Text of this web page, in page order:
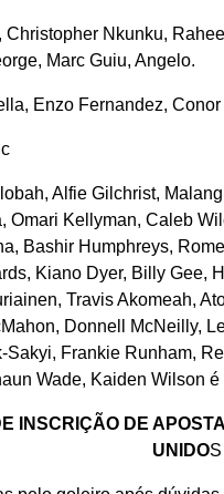
Christopher Nkunku,
Marc Guiu, Angelo.
Enzo Fernandez,
Alfie Gilchrist,
Omari Kellyman, Caleb
Bashir Humphreys,
Kiano Dyer, Billy Gee,
Travis Akomeah,
Donnell McNeilly,
Sakyi, Frankie Runham,
Wade, Kaiden Wilson
INSCRIÇÃO DE
UNIDOS